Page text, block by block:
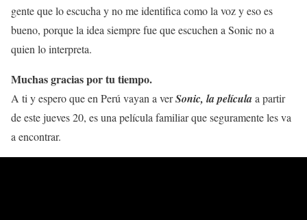
gente que lo escucha y no me identifica como la voz y eso es
bueno, porque la idea siempre fue que escuchen a Sonic no a
quien lo interpreta.
Muchas gracias por tu tiempo.
A ti y espero que en Perú vayan a verSonic, la películaa partir
de este jueves 20, es una película familiar que seguramente les va
a encontrar.